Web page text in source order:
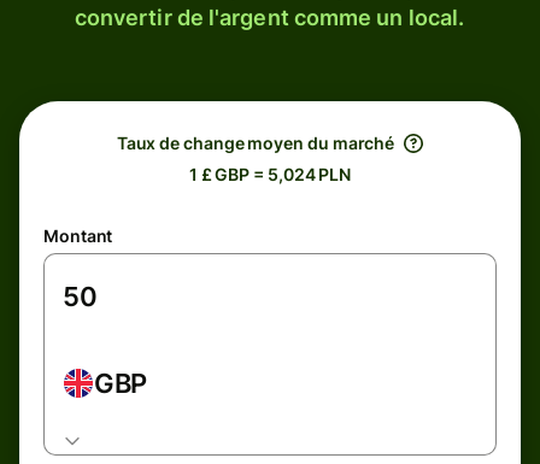
convertir de l'argent comme un local.
Taux de change moyen du marché
1 £ GBP = 5,024 PLN
Montant
GBP